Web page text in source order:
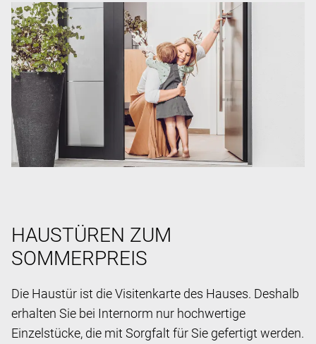
HAUSTÜREN ZUM
SOMMERPREIS
Die Haustür ist die Visitenkarte des Hauses. Deshalb
erhalten Sie bei Internorm nur hochwertige
Einzelstücke, die mit Sorgfalt für Sie gefertigt werden.